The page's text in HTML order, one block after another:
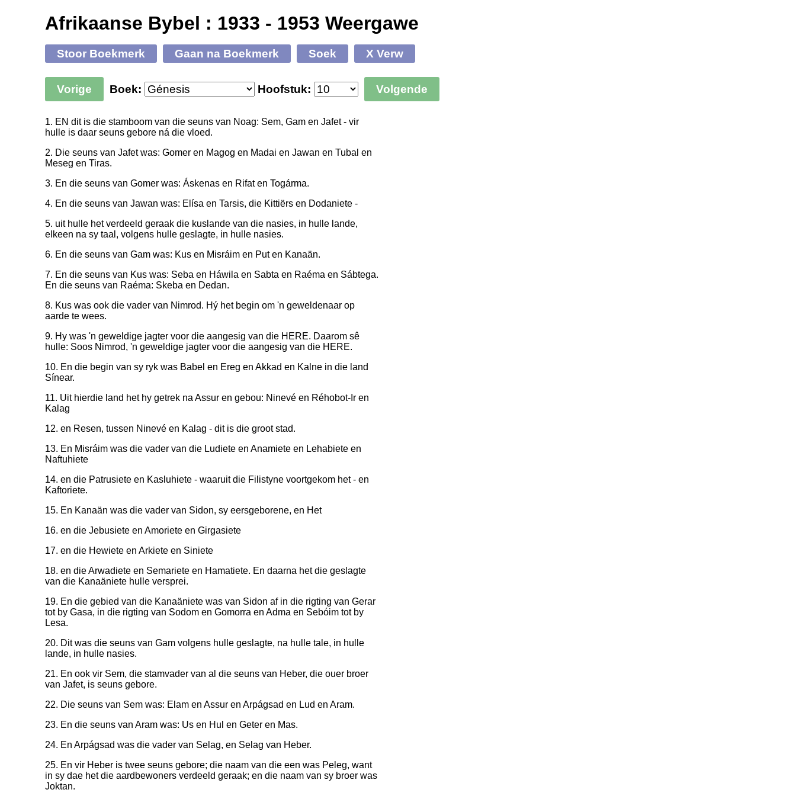
Afrikaanse Bybel : 1933 - 1953 Weergawe
Stoor Boekmerk Gaan na Boekmerk Soek X Verw
Vorige Boek: Hoofstuk: Volgende
1. EN dit is die stamboom van die seuns van Noag: Sem, Gam en Jafet - vir
hulle is daar seuns gebore ná die vloed.
2. Die seuns van Jafet was: Gomer en Magog en Madai en Jawan en Tubal en
Meseg en Tiras.
3. En die seuns van Gomer was: Áskenas en Rifat en Togárma.
4. En die seuns van Jawan was: Elísa en Tarsis, die Kittiërs en Dodaniete -
5. uit hulle het verdeeld geraak die kuslande van die nasies, in hulle lande,
elkeen na sy taal, volgens hulle geslagte, in hulle nasies.
6. En die seuns van Gam was: Kus en Misráim en Put en Kanaän.
7. En die seuns van Kus was: Seba en Háwila en Sabta en Raéma en Sábtega.
En die seuns van Raéma: Skeba en Dedan.
8. Kus was ook die vader van Nimrod. Hý het begin om 'n geweldenaar op
aarde te wees.
9. Hy was 'n geweldige jagter voor die aangesig van die HERE. Daarom sê
hulle: Soos Nimrod, 'n geweldige jagter voor die aangesig van die HERE.
10. En die begin van sy ryk was Babel en Ereg en Akkad en Kalne in die land
Sínear.
11. Uit hierdie land het hy getrek na Assur en gebou: Ninevé en Réhobot-Ir en
Kalag
12. en Resen, tussen Ninevé en Kalag - dit is die groot stad.
13. En Misráim was die vader van die Ludiete en Anamiete en Lehabiete en
Naftuhiete
14. en die Patrusiete en Kasluhiete - waaruit die Filistyne voortgekom het - en
Kaftoriete.
15. En Kanaän was die vader van Sidon, sy eersgeborene, en Het
16. en die Jebusiete en Amoriete en Girgasiete
17. en die Hewiete en Arkiete en Siniete
18. en die Arwadiete en Semariete en Hamatiete. En daarna het die geslagte
van die Kanaäniete hulle versprei.
19. En die gebied van die Kanaäniete was van Sidon af in die rigting van Gerar
tot by Gasa, in die rigting van Sodom en Gomorra en Adma en Sebóim tot by
Lesa.
20. Dit was die seuns van Gam volgens hulle geslagte, na hulle tale, in hulle
lande, in hulle nasies.
21. En ook vir Sem, die stamvader van al die seuns van Heber, die ouer broer
van Jafet, is seuns gebore.
22. Die seuns van Sem was: Elam en Assur en Arpágsad en Lud en Aram.
23. En die seuns van Aram was: Us en Hul en Geter en Mas.
24. En Arpágsad was die vader van Selag, en Selag van Heber.
25. En vir Heber is twee seuns gebore; die naam van die een was Peleg, want
in sy dae het die aardbewoners verdeeld geraak; en die naam van sy broer was
Joktan.